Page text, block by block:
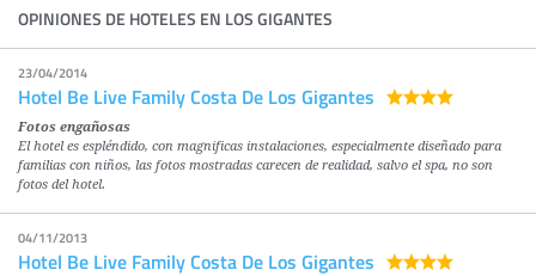
OPINIONES DE HOTELES EN LOS GIGANTES
23/04/2014
Hotel Be Live Family Costa De Los Gigantes
Fotos engañosas
El hotel es espléndido, con magnificas instalaciones, especialmente diseñado para
familias con niños, las fotos mostradas carecen de realidad, salvo el spa, no son
fotos del hotel.
04/11/2013
Hotel Be Live Family Costa De Los Gigantes